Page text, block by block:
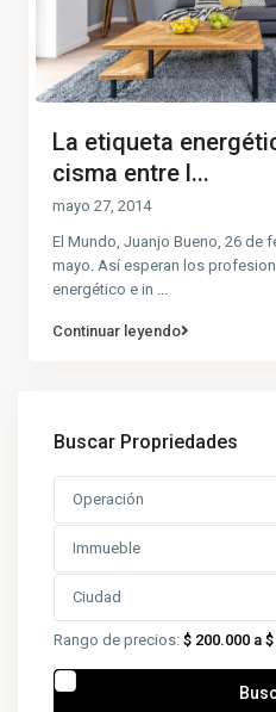
La etiqueta
cisma entre l...
mayo 27, 2014
El Mundo, Juanjo Bueno, 26 de
mayo. Así esperan los
energético e in
Continuar leyendo
Buscar Propriedades
Operación
Immueble
Ciudad
Rango de precios: $ 200.000 a